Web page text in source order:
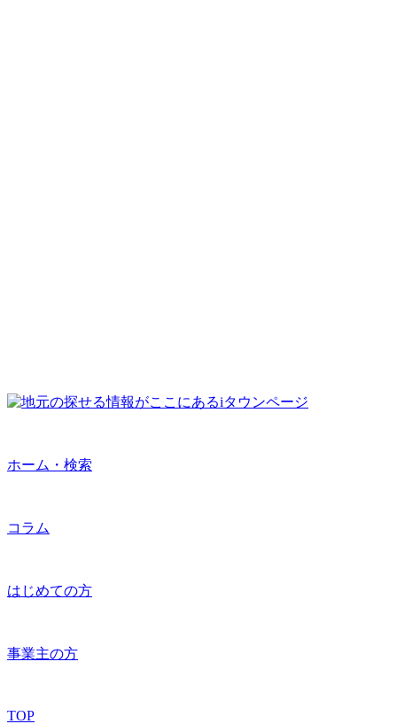
ホーム・検索
コラム
はじめての方
事業主の方
TOP